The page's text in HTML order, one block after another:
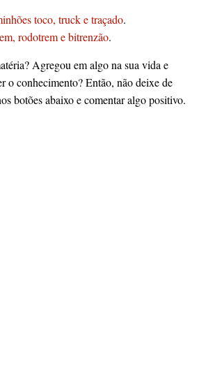
toco, truck e traçado.
rodotrem e bitrenzão.
Agregou em algo na sua vida e
o conhecimento? Então, não deixe de
botões abaixo e comentar algo positivo.